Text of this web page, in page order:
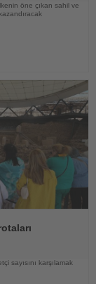
öne çıkan sahil ve
sayısını karşılamak